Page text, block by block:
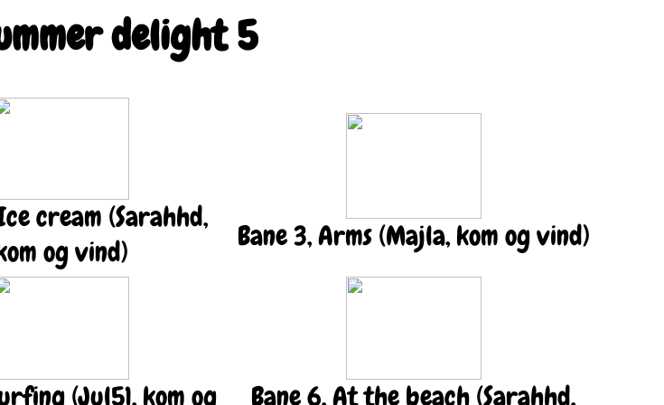
delight 5
cream (Sarahhd,
og vind)
Bane 3, Arms (Majla, kom og vind)
(Jul51, kom og
Bane 6, At the beach (Sarahhd,